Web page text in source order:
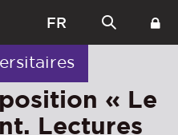
FR
« Le
Lectures